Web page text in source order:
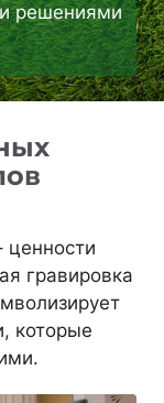
решениями
ценности
гравировка
которые